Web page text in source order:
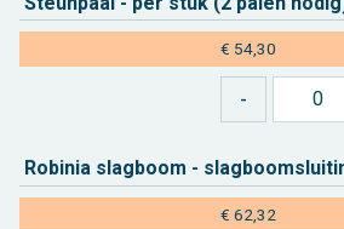
€ 54,30
Ro­bi­nia slag­boom -
€ 62,32